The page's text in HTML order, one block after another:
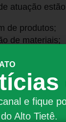
atuação
de produtos;
de materiais;
à
candidatos
e fique
Alto Tietê.